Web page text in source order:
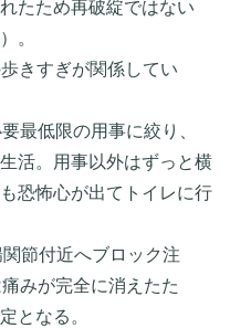
たため再破綻ではない
。
きすぎが関係してい
最低限の用事に絞り、
活。用事以外はずっと横
恐怖心が出てトイレに行
節付近へブロック注
みが完全に消えたた
となる。